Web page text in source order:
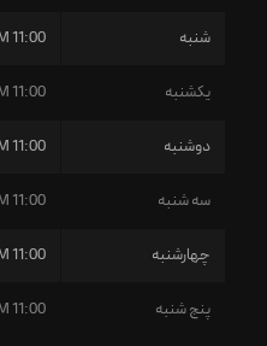
شنبه 11:00 AM - 6:00 PM
یکشنبه 11:00 AM - 6:00 PM
دوشنبه 11:00 AM - 6:00 PM
سه شنبه 11:00 AM - 6:00 PM
چهارشنبه 11:00 AM - 6:00 PM
پنج شنبه 11:00 AM - 6:00 PM